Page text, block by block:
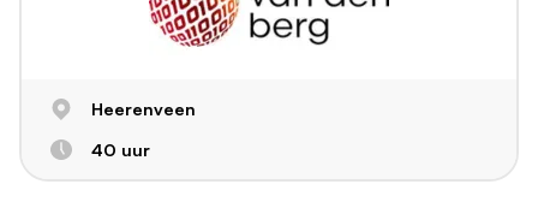
Heerenveen
40 uur